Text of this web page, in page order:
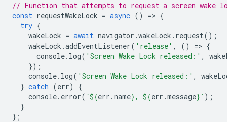
// Function that attempts to request a screen wake
const requestWakeLock = async () => {
try {
wakeLock = await navigator .wakeLock . request();
wakeLock .addEventListener( 'release' , () => {
console. log( 'Screen Wake Lock released:' ,
});
console. log( 'Screen Wake Lock released:' ,
} catch (err)
{
console. error( `${err .name}, ${err .message} ` );
}
};